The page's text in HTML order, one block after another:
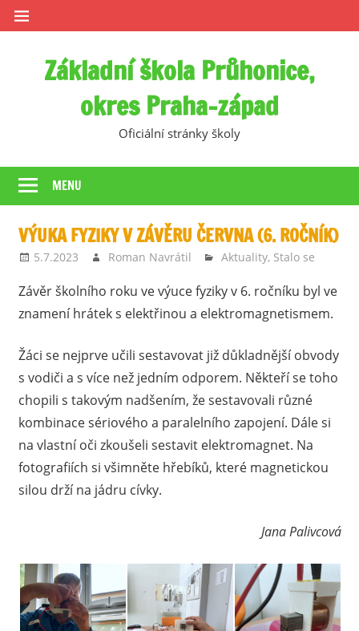
Skip
to
Základní škola Průhonice,
okres Praha-západ
Oficiální stránky školy
MENU
VÝUKA FYZIKY V ZÁVĚRU ČERVNA (6. ROČNÍK)
5.7.2023 Roman Navrátil Aktuality, Stalo se
Závěr školního roku ve výuce fyziky v 6. ročníku byl ve
znamení hrátek s elektřinou a elektromagnetismem.
Žáci se nejprve učili sestavovat již důkladnější obvody
s vodiči a s více než jedním odporem. Někteří se toho
chopili s takovým nadšením, že sestavovali různé
kombinace sériového a paralelního zapojení. Dále si
na vlastní oči zkoušeli sestavit elektromagnet. Na
fotografiích si všimněte hřebíků, které magnetickou
silou drží na jádru cívky.
Jana Palivcová